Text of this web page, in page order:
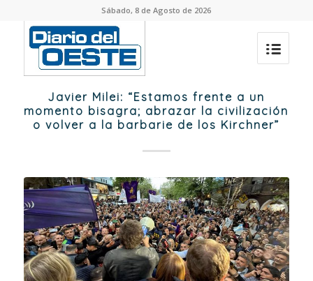
Sábado, 8 de Agosto de 2026
Javier Milei: “Estamos frente a un
momento bisagra; abrazar la civilización
o volver a la barbarie de los Kirchner”